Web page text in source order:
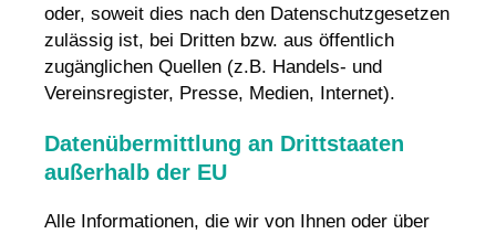
oder, soweit dies nach den Datenschutzgesetzen
zulässig ist, bei Dritten bzw. aus öffentlich
zugänglichen Quellen (z.B. Handels- und
Vereinsregister, Presse, Medien, Internet).
Datenübermittlung an Drittstaaten
außerhalb der EU
Alle Informationen, die wir von Ihnen oder über